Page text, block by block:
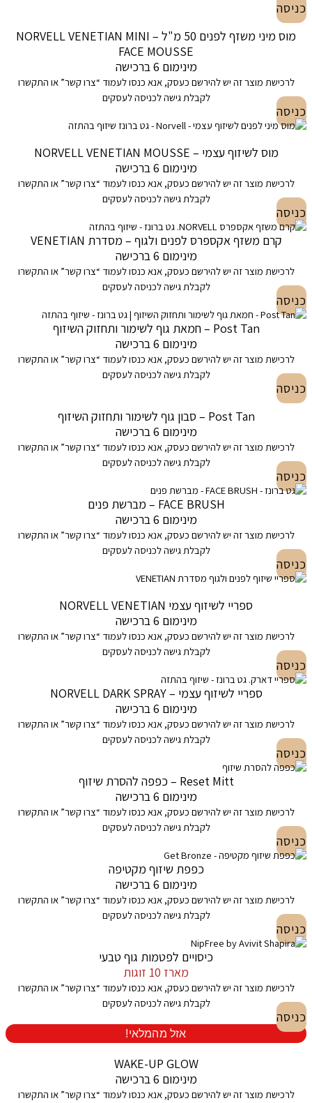
כניסה
מוס מיני משזף לפנים 50 מ"ל – NORVELL VENETIAN MINI
FACE MOUSSE
מינימום 6 ברכישה
לרכישת מוצר זה יש להירשם כעסק, אנא כנסו לעמוד “צרו קשר” או התקשרו
לקבלת גישה לכניסה לעסקים
כניסה
מוס לשיזוף עצמי – NORVELL VENETIAN MOUSSE
מינימום 6 ברכישה
לרכישת מוצר זה יש להירשם כעסק, אנא כנסו לעמוד “צרו קשר” או התקשרו
לקבלת גישה לכניסה לעסקים
כניסה
קרם משזף אקספרס לפנים ולגוף – מסדרת VENETIAN
מינימום 6 ברכישה
לרכישת מוצר זה יש להירשם כעסק, אנא כנסו לעמוד “צרו קשר” או התקשרו
לקבלת גישה לכניסה לעסקים
כניסה
Post Tan – חמאת גוף לשימור ותחזוק השיזוף
מינימום 6 ברכישה
לרכישת מוצר זה יש להירשם כעסק, אנא כנסו לעמוד “צרו קשר” או התקשרו
לקבלת גישה לכניסה לעסקים
כניסה
Post Tan – סבון גוף לשימור ותחזוק השיזוף
מינימום 6 ברכישה
לרכישת מוצר זה יש להירשם כעסק, אנא כנסו לעמוד “צרו קשר” או התקשרו
לקבלת גישה לכניסה לעסקים
כניסה
FACE BRUSH – מברשת פנים
מינימום 6 ברכישה
לרכישת מוצר זה יש להירשם כעסק, אנא כנסו לעמוד “צרו קשר” או התקשרו
לקבלת גישה לכניסה לעסקים
כניסה
ספריי לשיזוף עצמי NORVELL VENETIAN
מינימום 6 ברכישה
לרכישת מוצר זה יש להירשם כעסק, אנא כנסו לעמוד “צרו קשר” או התקשרו
לקבלת גישה לכניסה לעסקים
כניסה
ספריי לשיזוף עצמי – NORVELL DARK SPRAY
מינימום 6 ברכישה
לרכישת מוצר זה יש להירשם כעסק, אנא כנסו לעמוד “צרו קשר” או התקשרו
לקבלת גישה לכניסה לעסקים
כניסה
Reset Mitt – כפפה להסרת שיזוף
מינימום 6 ברכישה
לרכישת מוצר זה יש להירשם כעסק, אנא כנסו לעמוד “צרו קשר” או התקשרו
לקבלת גישה לכניסה לעסקים
כניסה
כפפת שיזוף מקטיפה
מינימום 6 ברכישה
לרכישת מוצר זה יש להירשם כעסק, אנא כנסו לעמוד “צרו קשר” או התקשרו
לקבלת גישה לכניסה לעסקים
כניסה
כיסויים לפטמות גוף טבעי
מארז 10 זוגות
לרכישת מוצר זה יש להירשם כעסק, אנא כנסו לעמוד “צרו קשר” או התקשרו
לקבלת גישה לכניסה לעסקים
כניסה
אזל מהמלאי!
WAKE-UP GLOW
מינימום 6 ברכישה
לרכישת מוצר זה יש להירשם כעסק, אנא כנסו לעמוד “צרו קשר” או התקשרו